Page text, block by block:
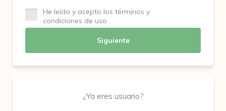
He leído y acepto los términos y
condiciones de uso
Siguiente
¿Ya eres usuario?